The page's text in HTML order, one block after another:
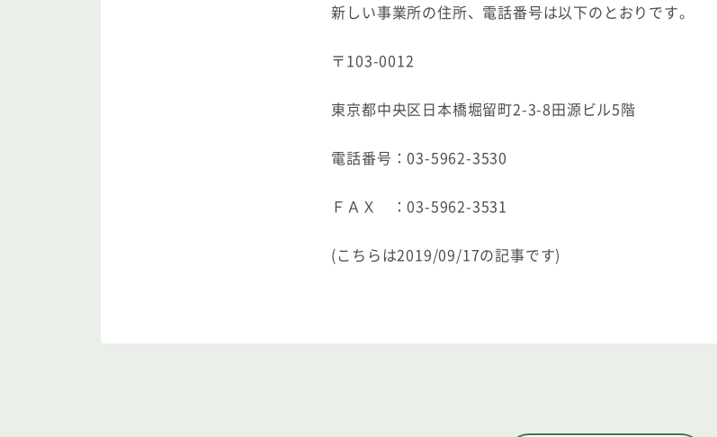
新しい事業所の住所、電話番号は以下のとおりです。
〒103-0012
東京都中央区日本橋堀留町2-3-8田源ビル5階
電話番号：03-5962-3530
ＦＡＸ ：03-5962-3531
(こちらは2019/09/17の記事です)